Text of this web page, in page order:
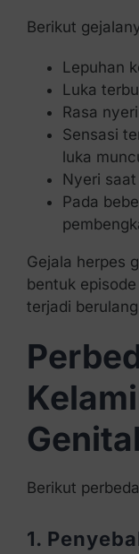
Berikut
Lepuhan
Luka
Rasa
Sensasi
luka
Nyeri
Pada
Gejala herpes
bentuk
terjadi
Genital
Berikut
1.